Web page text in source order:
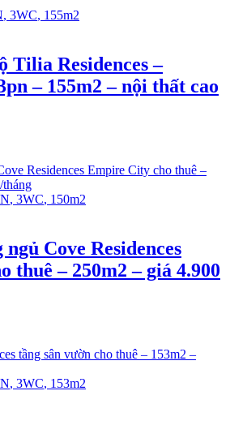
, 3WC, 155m2
Tilia Residences –
– 155m2 – nội thất cao
, 3WC, 150m2
Cove Residences
thuê – 250m2 – giá 4.900
, 3WC, 153m2